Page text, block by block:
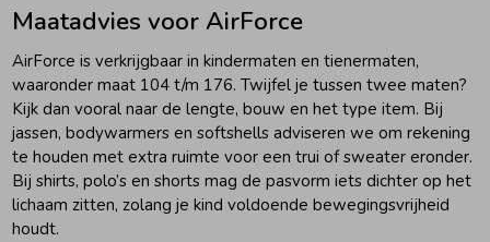
Maatadvies voor AirForce
AirForce is verkrijgbaar in kindermaten en tienermaten,
waaronder maat 104 t/m 176. Twijfel je tussen twee maten?
Kijk dan vooral naar de lengte, bouw en het type item. Bij
jassen, bodywarmers en softshells adviseren we om rekening
te houden met extra ruimte voor een trui of sweater eronder.
Bij shirts, polo’s en shorts mag de pasvorm iets dichter op het
lichaam zitten, zolang je kind voldoende bewegingsvrijheid
houdt.